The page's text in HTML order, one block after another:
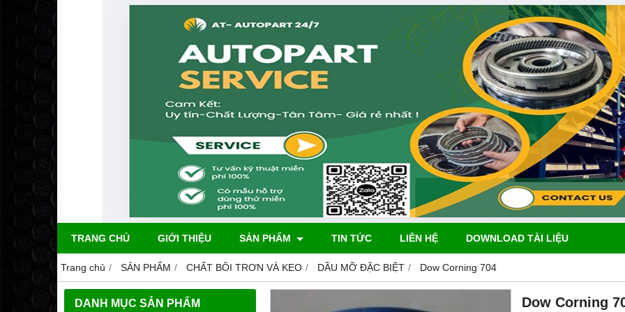
TRANG CHỦ GIỚI THIỆU SẢN PHẨM TIN TỨC LIÊN HỆ DOWNLOAD TÀI LIỆU
Trang chủ SẢN PHẨM CHẤT BÔI TRƠN VÀ KEO DẦU MỠ ĐẶC BIỆT Dow Corning 704
DANH MỤC SẢN PHẨM Dow Corning